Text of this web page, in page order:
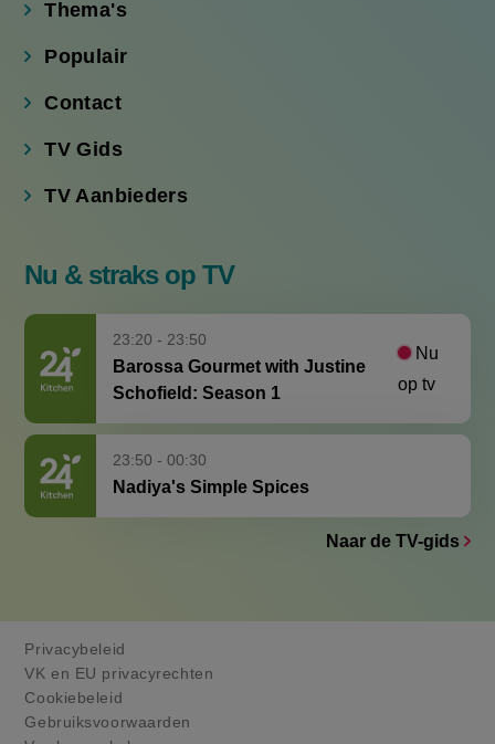
Thema's
Populair
Contact
TV Gids
TV Aanbieders
Nu & straks op TV
23:20 - 23:50
Barossa Gourmet with Justine
Schofield: Season 1
Nu
op tv
23:50 - 00:30
Nadiya's Simple Spices
Naar de TV-gids
Privacybeleid
VK en EU privacyrechten
Cookiebeleid
Gebruiksvoorwaarden